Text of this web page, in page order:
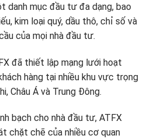
danh mục đầu tư đa dạng, bao
kim loại quý, dầu thô, chỉ số và
của mọi nhà đầu tư.
đã thiết lập mạng lưới hoạt
hàng tại nhiều khu vực trọng
Châu Á và Trung Đông.
bạch cho nhà đầu tư, ATFX
chặt chẽ của nhiều cơ quan